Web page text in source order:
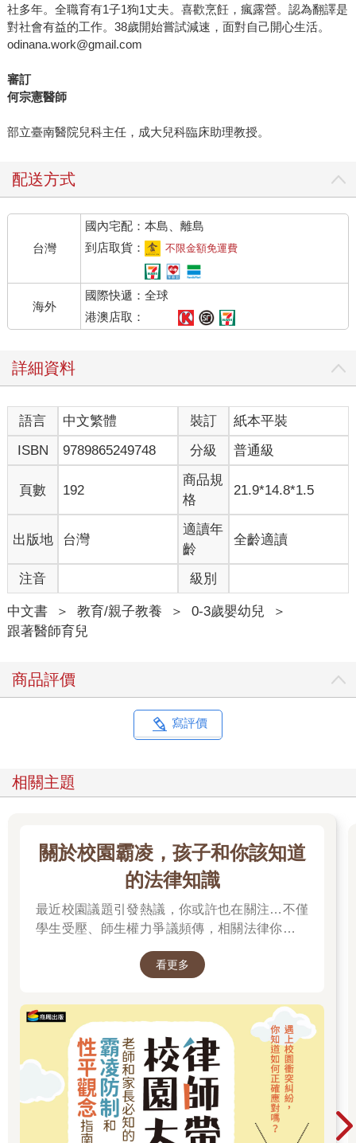
社多年。全職育有1子1狗1丈夫。喜歡烹飪，瘋露營。認為翻譯是
對社會有益的工作。38歲開始嘗試減速，面對自己開心生活。
odinana.work@gmail.com
審訂
何宗憲醫師
部立臺南醫院兒科主任，成大兒科臨床助理教授。
配送方式
台灣
國內宅配：本島、離島
到店取貨：
不限金額免運費
海外
國際快遞：全球
港澳店取：
詳細資料
語言 中文繁體 裝訂
紙本平裝
ISBN
9789865249748 分級 普通級
頁數 192
商品規
格
21.9*14.8*1.5
出版地 台灣
適讀年
齡
全齡適讀
注音 級別
中文書 ＞ 教育/親子教養 ＞ 0-3歲嬰幼兒
＞
跟著醫師育兒
商品評價
寫評價
相關主題
關於校園霸凌，孩子和你該知道
的法律知識
最近校園議題引發熱議，你或許也在關注…不僅
學生受壓、師生權力爭議頻傳，相關法律你有了
看更多